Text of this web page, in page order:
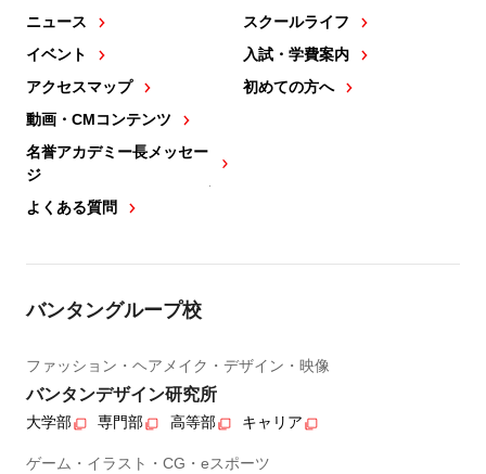
ニュース
イベント
アクセスマップ
動画・CMコンテンツ
名誉アカデミー長メッセー
ジ
よくある質問
スクールライフ
入試・学費案内
初めての方へ
バンタングループ校
ファッション・ヘアメイク・デザイン・映像
バンタンデザイン研究所
大学部 専門部 高等部 キャリア
ゲーム・イラスト・CG・eスポーツ